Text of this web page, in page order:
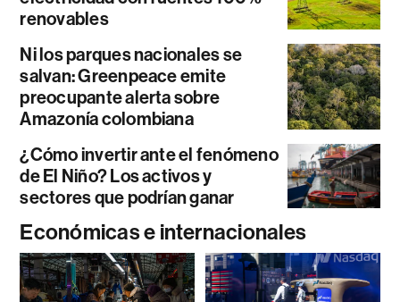
renovables
Ni los parques nacionales se
salvan: Greenpeace emite
preocupante alerta sobre
Amazonía colombiana
¿Cómo invertir ante el fenómeno
de El Niño? Los activos y
sectores que podrían ganar
Económicas e internacionales